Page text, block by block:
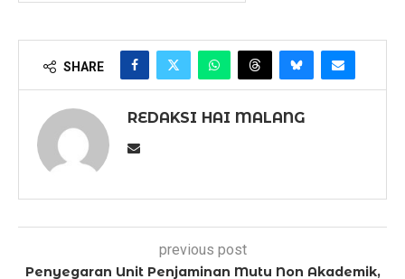
SHARE
REDAKSI HAI MALANG
previous post
Penyegaran Unit Penjaminan Mutu Non Akademik,